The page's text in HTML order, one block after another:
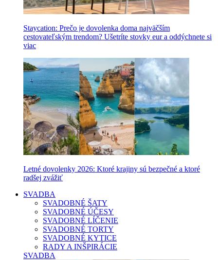
Staycation: Prečo je dovolenka doma najväčším
cestovateľským trendom? Ušetríte stovky eur a oddýchnete si
viac
Letné dovolenky 2026: Ktoré krajiny sú bezpečné a ktoré
radšej zvážiť
SVADBA
SVADOBNÉ ŠATY
SVADOBNÉ ÚČESY
SVADOBNÉ LÍČENIE
SVADOBNÉ TORTY
SVADOBNÉ KYTICE
RADY A INŠPIRÁCIE
SVADBA